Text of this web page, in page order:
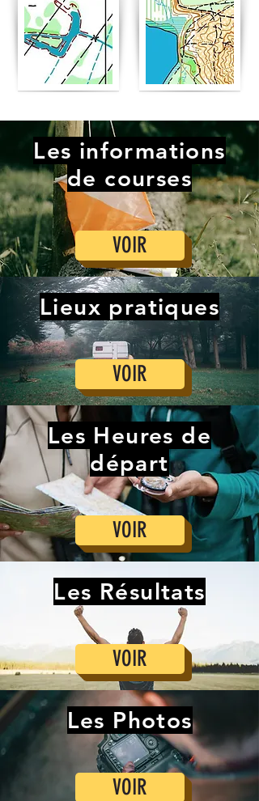
Les informations
de courses
VOIR
Lieux pratiques
VOIR
Les Heures de
départ
VOIR
Les Résultats
VOIR
Les Photos
VOIR